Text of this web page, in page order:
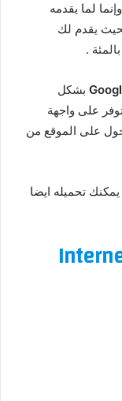
لما يقدمه
يقدم لك
.
بشكل
على واجهة
على الموقع من
تحميله ايضا